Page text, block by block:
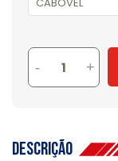
- +
Descrição